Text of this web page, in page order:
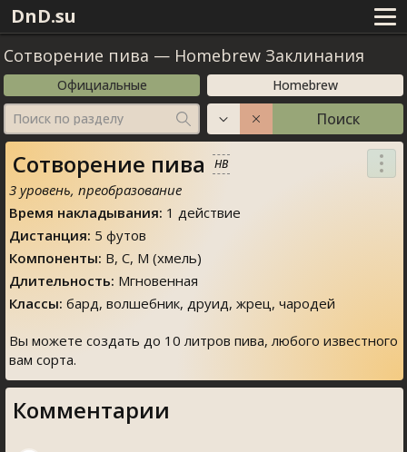
DnD.su
Сотворение пива — Homebrew Заклинания
Официальные
Homebrew
Поиск по разделу
Поиск
Сотворение пива HB
3 уровень, преобразование
Время накладывания: 1 действие
Дистанция: 5 футов
Компоненты: В, С, М (хмель)
Длительность: Мгновенная
Классы: бард, волшебник, друид, жрец, чародей
Вы можете создать до 10 литров пива, любого известного
вам сорта.
Комментарии